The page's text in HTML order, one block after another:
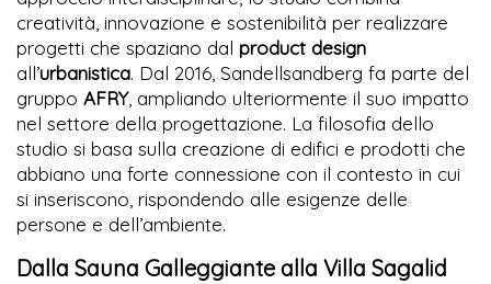
creatività, innovazione e sostenibilità per realizzare
progetti che spaziano dal product design
all’urbanistica. Dal 2016, Sandellsandberg fa parte del
gruppo AFRY, ampliando ulteriormente il suo impatto
nel settore della progettazione. La filosofia dello
studio si basa sulla creazione di edifici e prodotti che
abbiano una forte connessione con il contesto in cui
si inseriscono, rispondendo alle esigenze delle
persone e dell’ambiente.
Dalla Sauna Galleggiante alla Villa Sagalid